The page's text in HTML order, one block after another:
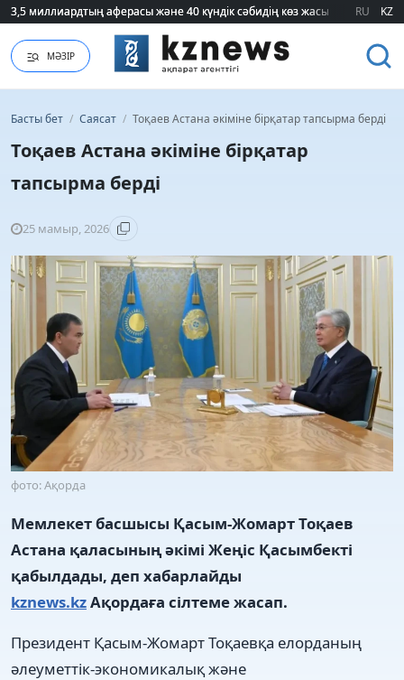
3,5 миллиардтың аферасы және 40 күндік сәбидің көз жасы:
3,5 миллиардтың аферасы және 40 күндік сәбидің көз жасы: RU KZ
МӘЗІР
Басты бет / Саясат / Тоқаев Астана әкіміне бірқатар тапсырма берді
Тоқаев Астана әкіміне бірқатар
тапсырма берді
25 мамыр, 2026
фото: Ақорда
Мемлекет басшысы Қасым-Жомарт Тоқаев
Астана қаласының әкімі Жеңіс Қасымбекті
қабылдады, деп хабарлайды
kznews.kzАқордаға сілтеме жасап.
Президент Қасым-Жомарт Тоқаевқа елорданың
әлеуметтік-экономикалық және